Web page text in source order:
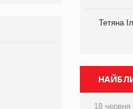
Брагина
Просування
Тетяна
18 червня